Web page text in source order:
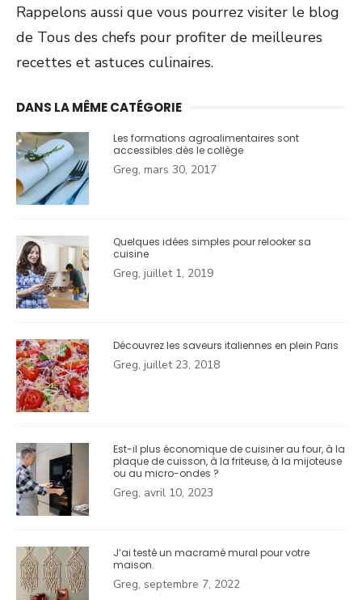
Rappelons aussi que vous pourrez visiter le blog
de Tous des chefs pour profiter de meilleures
recettes et astuces culinaires.
DANS LA MÊME CATÉGORIE
Les formations agroalimentaires sont
accessibles dès le collège
Greg, mars 30, 2017
Quelques idées simples pour relooker sa
cuisine
Greg, juillet 1, 2019
Découvrez les saveurs italiennes en plein Paris
Greg, juillet 23, 2018
Est-il plus économique de cuisiner au four, à la
plaque de cuisson, à la friteuse, à la mijoteuse
ou au micro-ondes ?
Greg, avril 10, 2023
J’ai testé un macramé mural pour votre
maison.
Greg, septembre 7, 2022